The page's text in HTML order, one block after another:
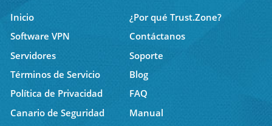
Inicio
¿Por qué Trust.Zone?
Software VPN
Contáctanos
Servidores
Soporte
Términos de Servicio
Blog
Política de Privacidad
FAQ
Canario de Seguridad
Manual